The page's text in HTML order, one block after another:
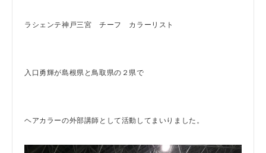
ラシェンテ神戸三宮 チーフ カラーリスト
入口勇輝が島根県と鳥取県の２県で
ヘアカラーの外部講師として活動してまいりました。